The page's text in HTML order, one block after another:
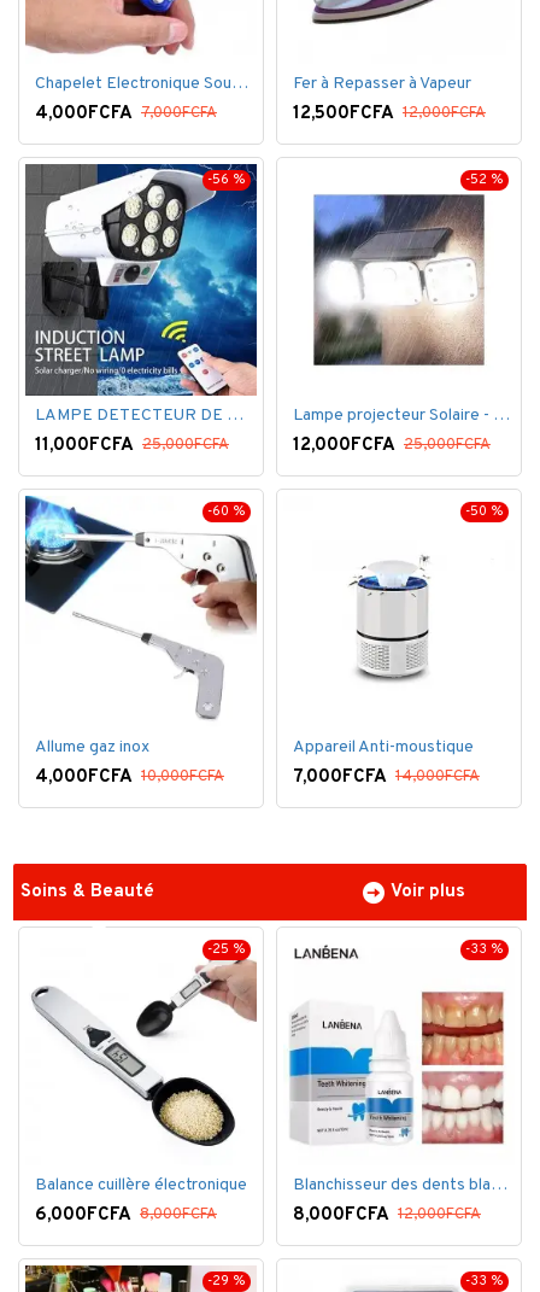
Chapelet Electronique Sous Forme De Bague Tasbih
4,000FCFA 7,000FCFA
Fer à Repasser à Vapeur
12,500FCFA 12,000FCFA
-56 %
LAMPE DETECTEUR DE MOUVEMENT SOLAR SENSOR LIGHT
11,000FCFA 25,000FCFA
-52 %
Lampe projecteur Solaire - Détecteur de mouvement - Intelligente 3 Face
12,000FCFA 25,000FCFA
-60 %
Allume gaz inox
4,000FCFA 10,000FCFA
-50 %
Appareil Anti-moustique
7,000FCFA 14,000FCFA
Soins & Beauté Voir plus
-25 %
Balance cuillère électronique
6,000FCFA 8,000FCFA
-33 %
Blanchisseur des dents blanc éblouissant
8,000FCFA 12,000FCFA
-29 % -33 %